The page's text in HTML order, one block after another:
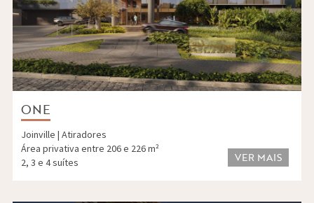
ONE
Joinville | Atiradores
Área privativa entre 206 e 226 m²
2, 3 e 4 suítes
VER MAIS